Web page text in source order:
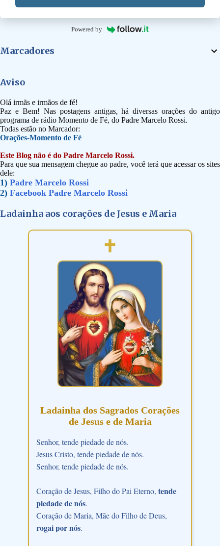
Powered by
Marcadores
Aviso
Olá irmãs e irmãos de fé!
Paz e Bem! Nas postagens antigas, há diversas orações do antigo
programa de rádio Momento de Fé, do Padre Marcelo Rossi.
Todas estão no Marcador:
Orações-Momento de Fé
Este Blog não é do Padre Marcelo Rossi.
Para que sua mensagem chegue ao padre, você terá que acessar os sites
dele:
1) Padre Marcelo Rossi
2) Facebook Padre Marcelo Rossi
Ladainha aos corações de Jesus e Maria
Ladainha dos Sagrados Corações
de Jesus e de Maria
Senhor, tende piedade de nós.
Jesus Cristo, tende piedade de nós.
Senhor, tende piedade de nós.
Coração de Jesus, Filho do Pai Eterno, tende
piedade de nós.
Coração de Maria, Mãe do Filho de Deus,
rogai por nós.